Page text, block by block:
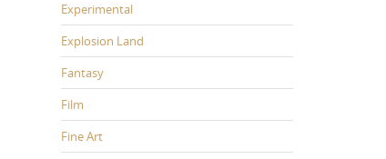
Experimental
Explosion Land
Fantasy
Film
Fine Art